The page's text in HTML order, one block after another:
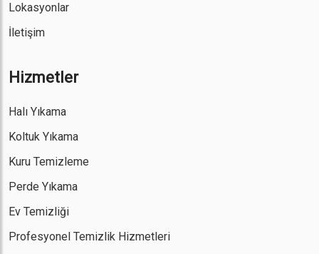
Lokasyonlar
İletişim
Hizmetler
Halı Yıkama
Koltuk Yıkama
Kuru Temizleme
Perde Yıkama
Ev Temizliği
Profesyonel Temizlik Hizmetleri